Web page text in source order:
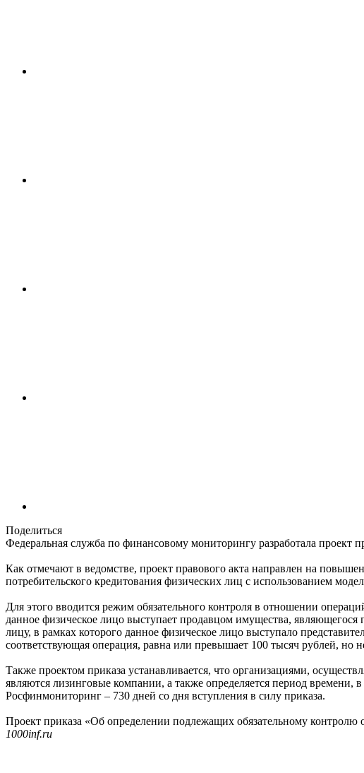
Поделиться
Федеральная служба по финансовому мониторингу разработала
Как отмечают в ведомстве, проект правового акта направлен на
потребительского кредитования физических лиц с использованием
Для этого вводится режим обязательного контроля в отношении
данное физическое лицо выступает продавцом имущества,
лицу, в рамках которого данное физическое лицо выступало
соответствующая операция, равна или превышает 100 тысяч рублей, но
Также проектом приказа устанавливается, что организациями,
являются лизинговые компании, а также определяется период
Росфинмониторинг – 730 дней со дня вступления в силу приказа.
Проект приказа «Об определении подлежащих обязательному
1000inf.ru